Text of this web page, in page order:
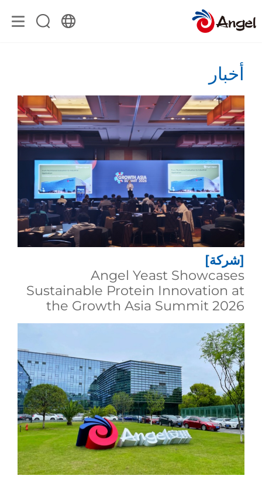
أخبار
[شركة]
Angel Yeast Showcases
Sustainable Protein Innovation at
the Growth Asia Summit 2026